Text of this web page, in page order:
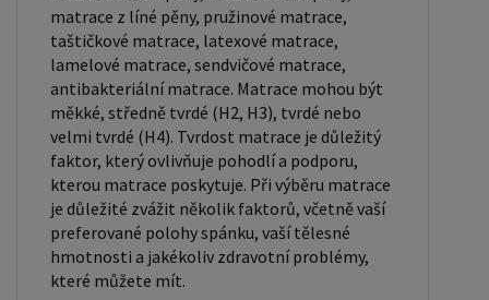
matrace z líné pěny, pružinové matrace,
taštičkové matrace, latexové matrace,
lamelové matrace, sendvičové matrace,
antibakteriální matrace. Matrace mohou být
měkké, středně tvrdé (H2, H3), tvrdé nebo
velmi tvrdé (H4). Tvrdost matrace je důležitý
faktor, který ovlivňuje pohodlí a podporu,
kterou matrace poskytuje. Při výběru matrace
je důležité zvážit několik faktorů, včetně vaší
preferované polohy spánku, vaší tělesné
hmotnosti a jakékoliv zdravotní problémy,
které můžete mít.